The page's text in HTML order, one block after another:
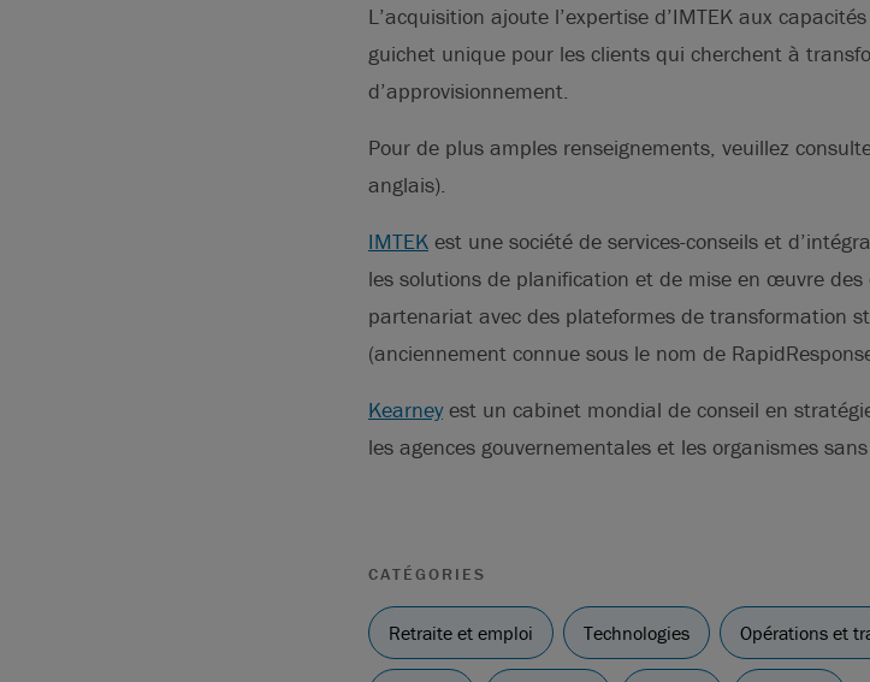
L’acquisition ajoute l’expertise d’IMTEK aux
guichet unique pour les clients qui cherchent à
d’approvisionnement.
Pour de plus amples renseignements, veuillez
anglais).
IMTEK est une société de services-conseils et
les solutions de planification et de mise en œuvre des
partenariat avec des plateformes de transformation
(anciennement connue sous le nom de
Kearneyest un cabinet mondial de conseil en
les agences gouvernementales et les organismes
CATÉGORIES
Retraite et emploi Technologies Opérations et